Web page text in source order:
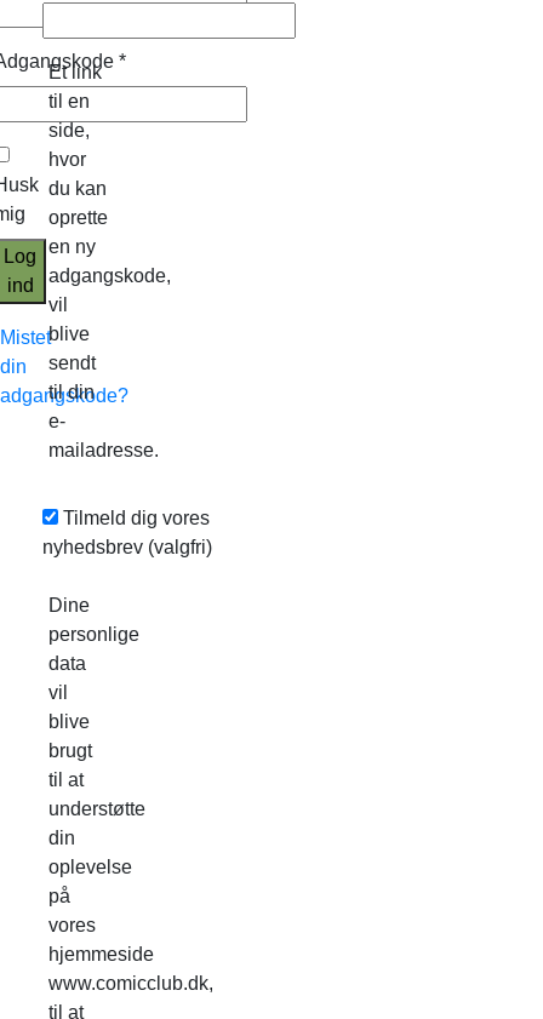
*
Log
ind
Mistet
din
adgangskode?
Et link
til en
side,
hvor
du kan
oprette
en ny
adgangskode,
vil
blive
sendt
til din
e-
mailadresse.
Tilmeld dig vores
nyhedsbrev (valgfri)
Dine
personlige
data
vil
blive
brugt
til at
understøtte
din
oplevelse
på
vores
hjemmeside
www.comicclub.dk,
til at